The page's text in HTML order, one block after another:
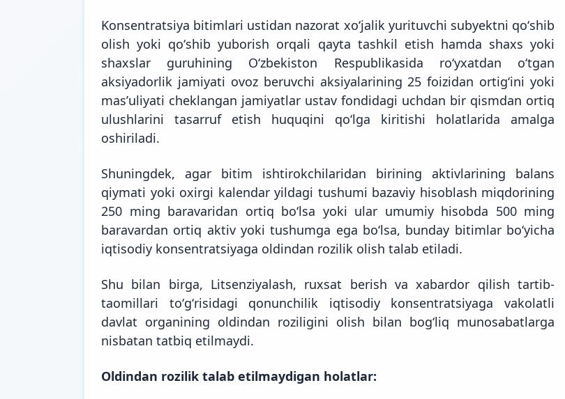
Konsentratsiya bitimlari ustidan nazorat xoʻjalik yurituvchi subyektni qoʻshib
olish yoki qoʻshib yuborish orqali qayta tashkil etish hamda shaxs yoki
shaxslar guruhining Oʻzbekiston Respublikasida roʻyxatdan oʻtgan
aksiyadorlik jamiyati ovoz beruvchi aksiyalarining 25 foizidan ortigʻini yoki
masʼuliyati cheklangan jamiyatlar ustav fondidagi uchdan bir qismdan ortiq
ulushlarini tasarruf etish huquqini qoʻlga kiritishi holatlarida amalga
oshiriladi.
Shuningdek, agar bitim ishtirokchilaridan birining aktivlarining balans
qiymati yoki oxirgi kalendar yildagi tushumi bazaviy hisoblash miqdorining
250 ming baravaridan ortiq boʻlsa yoki ular umumiy hisobda 500 ming
baravardan ortiq aktiv yoki tushumga ega boʻlsa, bunday bitimlar boʻyicha
iqtisodiy konsentratsiyaga oldindan rozilik olish talab etiladi.
Shu bilan birga, Litsenziyalash, ruxsat berish va xabardor qilish tartib-
taomillari toʻgʻrisidagi qonunchilik iqtisodiy konsentratsiyaga vakolatli
davlat organining oldindan roziligini olish bilan bogʻliq munosabatlarga
nisbatan tatbiq etilmaydi.
Oldindan rozilik talab etilmaydigan holatlar: